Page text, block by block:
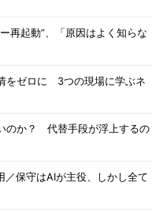
再起動”、「原因はよく知らな
をゼロに 3つの現場に学ぶネ
のか？ 代替手段が浮上するの
／保守はAIが主役、しかし全て